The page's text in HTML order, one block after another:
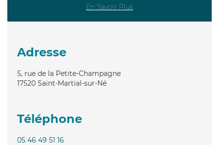
En Savoir Plus
Adresse
5, rue de la Petite-Champagne
17520 Saint-Martial-sur-Né
Téléphone
05 46 49 51 16